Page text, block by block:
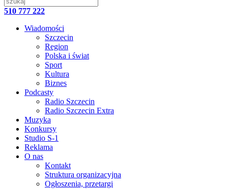
510 777 222
Wiadomości
Szczecin
Region
Polska i świat
Sport
Kultura
Biznes
Podcasty
Radio Szczecin
Radio Szczecin Extra
Muzyka
Konkursy
Studio S-1
Reklama
O nas
Kontakt
Struktura organizacyjna
Ogłoszenia, przetargi